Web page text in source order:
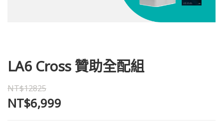
LA6 Cross 贊助全配組
NT$12825
NT$6,999